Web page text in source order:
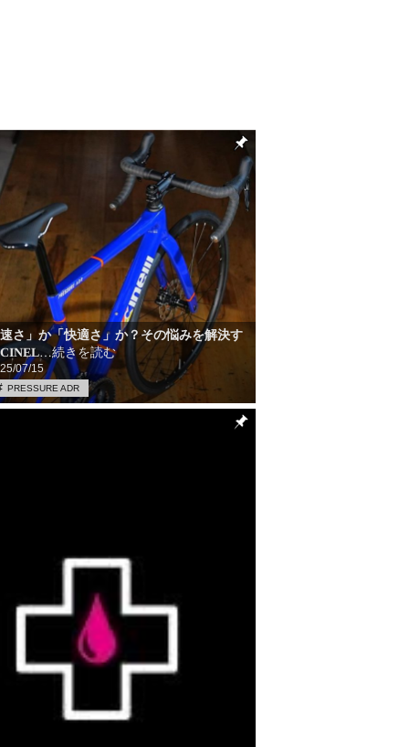
さ」か「快適さ」か？その悩みを解決す
…続きを読む
07/15
PRESSURE ADR